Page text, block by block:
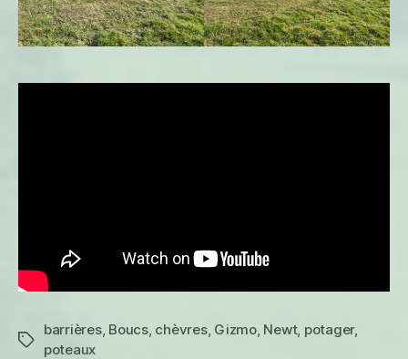
Étiquettes
barrières, Boucs, chèvres, Gizmo, Newt, potager,
poteaux